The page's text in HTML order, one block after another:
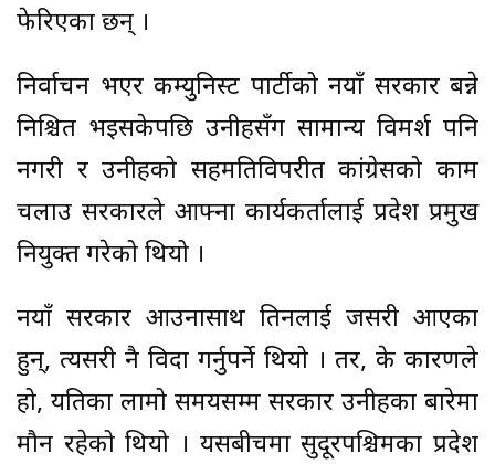
फेरिएका छन् ।
निर्वाचन भएर कम्युनिस्ट पार्टीको नयाँ सरकार बन्ने
निश्चित भइसकेपछि उनीहरुसँग सामान्य विमर्श पनि
नगरी र उनीहरुको सहमतिविपरीत कांग्रेसको काम
चलाउ सरकारले आफ्ना कार्यकर्तालाई प्रदेश प्रमुख
नियुक्त गरेको थियो ।
नयाँ सरकार आउनासाथ तिनलाई जसरी आएका
हुन्, त्यसरी नै विदा गर्नुपर्ने थियो । तर, के कारणले
हो, यतिका लामो समयसम्म सरकार उनीहरुका बारेमा
मौन रहेको थियो । यसबीचमा सुदूरपश्चिमका प्रदेश